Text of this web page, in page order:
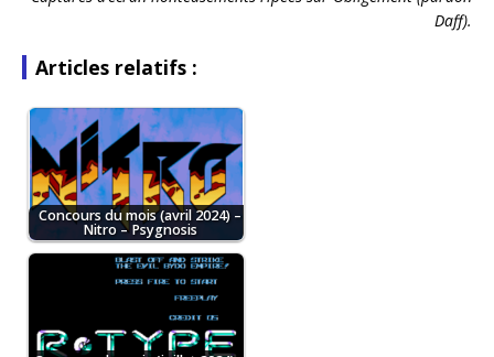
Daff).
Articles relatifs :
Concours du mois (avril 2024) –
Nitro – Psygnosis